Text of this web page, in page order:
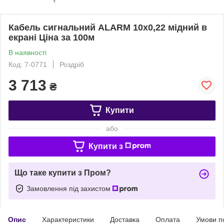
Кабель сигнальний ALARM 10х0,22 мідний в
екрані Ціна за 100м
В наявності
Код: 7-0771
Роздріб
3 713 ₴
Купити
або
Купити з
Що таке купити з Пром?
Замовлення під захистом
Опис Характеристики Доставка Оплата Умови